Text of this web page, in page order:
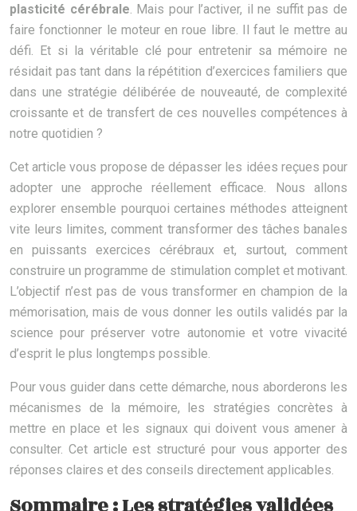
plasticité cérébrale. Mais pour l’activer, il ne suffit pas de
faire fonctionner le moteur en roue libre. Il faut le mettre au
défi. Et si la véritable clé pour entretenir sa mémoire ne
résidait pas tant dans la répétition d’exercices familiers que
dans une stratégie délibérée de nouveauté, de complexité
croissante et de transfert de ces nouvelles compétences à
notre quotidien ?
Cet article vous propose de dépasser les idées reçues pour
adopter une approche réellement efficace. Nous allons
explorer ensemble pourquoi certaines méthodes atteignent
vite leurs limites, comment transformer des tâches banales
en puissants exercices cérébraux et, surtout, comment
construire un programme de stimulation complet et motivant.
L’objectif n’est pas de vous transformer en champion de la
mémorisation, mais de vous donner les outils validés par la
science pour préserver votre autonomie et votre vivacité
d’esprit le plus longtemps possible.
Pour vous guider dans cette démarche, nous aborderons les
mécanismes de la mémoire, les stratégies concrètes à
mettre en place et les signaux qui doivent vous amener à
consulter. Cet article est structuré pour vous apporter des
réponses claires et des conseils directement applicables.